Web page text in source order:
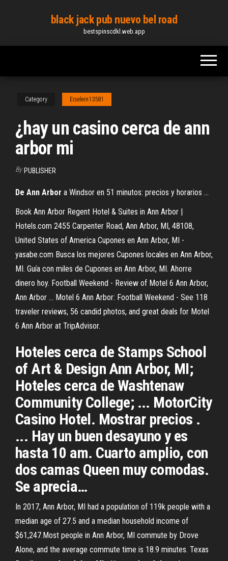
content
black jack pub nuevo bel road
bestspinscdkl.web.app
Category Eiselein13581
¿hay un casino cerca de ann
arbor mi
By PUBLISHER
De Ann Arbor a Windsor en 51 minutos: precios y horarios ...
Book Ann Arbor Regent Hotel & Suites in Ann Arbor |
Hotels.com 2455 Carpenter Road, Ann Arbor, MI, 48108,
United States of America Cupones en Ann Arbor, MI -
yasabe.com Busca los mejores Cupones locales en Ann Arbor,
MI. Guía con miles de Cupones en Ann Arbor, MI. Ahorre
dinero hoy. Football Weekend - Review of Motel 6 Ann Arbor,
Ann Arbor ... Motel 6 Ann Arbor: Football Weekend - See 118
traveler reviews, 56 candid photos, and great deals for Motel
6 Ann Arbor at TripAdvisor.
Hoteles cerca de Stamps School
of Art & Design Ann Arbor, MI;
Hoteles cerca de Washtenaw
Community College; ... MotorCity
Casino Hotel. Mostrar precios .
... Hay un buen desayuno y es
hasta 10 am. Cuarto amplio, con
dos camas Queen muy comodas.
Se aprecia…
In 2017, Ann Arbor, MI had a population of 119k people with a
median age of 27.5 and a median household income of
$61,247.Most people in Ann Arbor, MI commute by Drove
Alone, and the average commute time is 18.9 minutes. Texas